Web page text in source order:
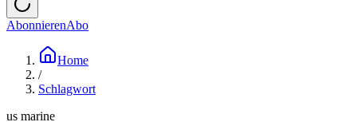
AbonnierenAbo
Home
/
Schlagwort
us marine